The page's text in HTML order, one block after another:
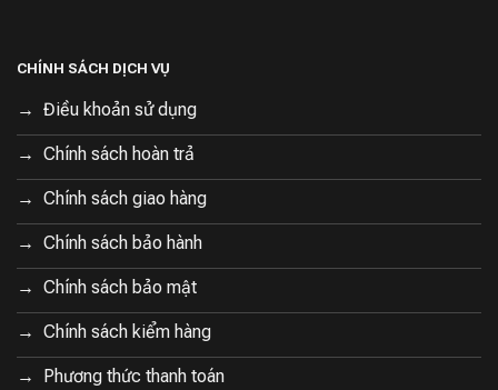
CHÍNH SÁCH DỊCH VỤ
Điều khoản sử dụng
Chính sách hoàn trả
Chính sách giao hàng
Chính sách bảo hành
Chính sách bảo mật
Chính sách kiểm hàng
Phương thức thanh toán